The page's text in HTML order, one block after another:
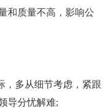
和质量不高，影响公
，多从细节考虑，紧跟
导分忧解难;